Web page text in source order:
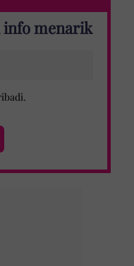
info menarik
.